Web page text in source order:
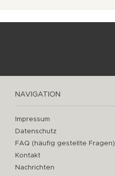
NAVIGATION
Impressum
Datenschutz
FAQ (häufig gestellte Fragen)
Kontakt
Nachrichten